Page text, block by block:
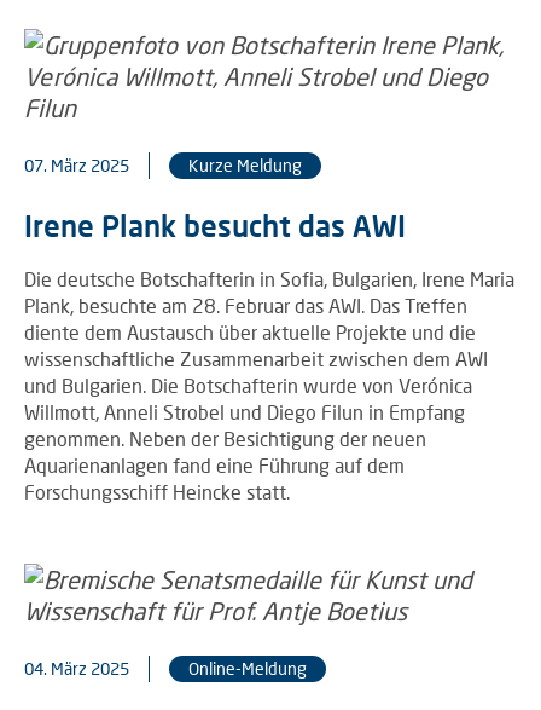
07. März 2025 Kurze Meldung
Irene Plank besucht das AWI
Die deutsche Botschafterin in Sofia, Bulgarien, Irene Maria
Plank, besuchte am 28. Februar das AWI. Das Treffen
diente dem Austausch über aktuelle Projekte und die
wissenschaftliche Zusammenarbeit zwischen dem AWI
und Bulgarien. Die Botschafterin wurde von Verónica
Willmott, Anneli Strobel und Diego Filun in Empfang
genommen. Neben der Besichtigung der neuen
Aquarienanlagen fand eine Führung auf dem
Forschungsschiff Heincke statt.
04. März 2025 Online-Meldung